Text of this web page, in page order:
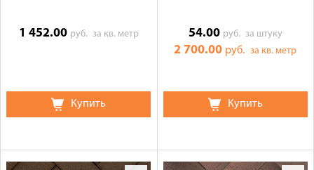
1 452.00 руб. за кв. метр
Купить
54.00 руб. за штуку
2 700.00 руб.за кв. метр
Купить